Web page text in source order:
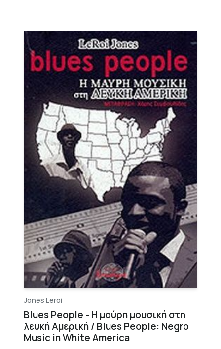
Jones Leroi
Blues People - Η μαύρη μουσική στη
λευκή Αμερική / Blues People: Negro
Music in White America